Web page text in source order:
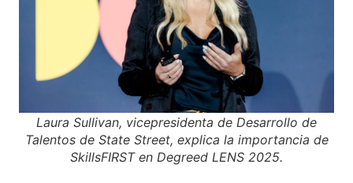
Laura Sullivan, vicepresidenta de Desarrollo de
Talentos de State Street, explica la importancia de
SkillsFIRST en Degreed LENS 2025.